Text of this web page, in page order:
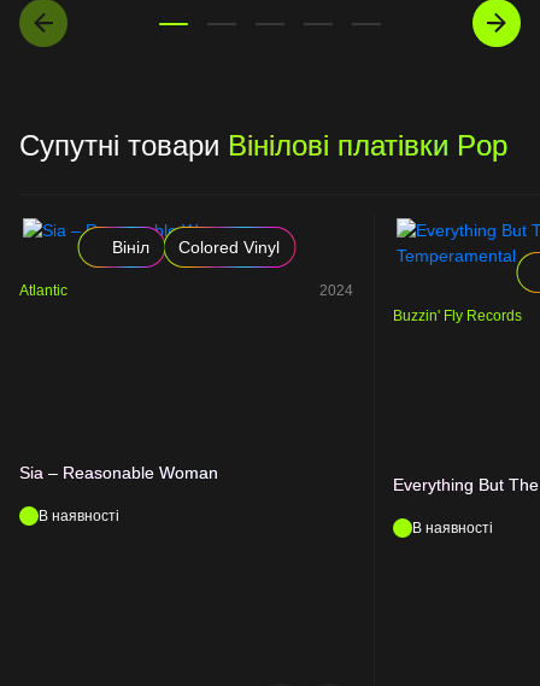
Супутні товари Вінілові платівки Pop
Вініл Colored Vinyl
Atlantic 2024
Sia – Reasonable Woman
В наявності
Buzzin' Fly Records
Everything But
В наявності